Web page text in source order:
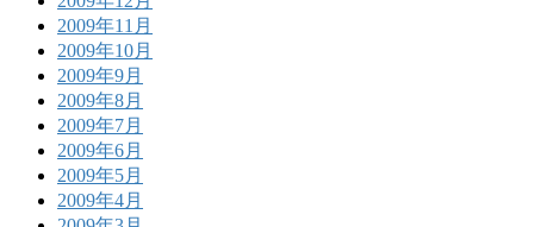
2009年11月
2009年10月
2009年9月
2009年8月
2009年7月
2009年6月
2009年5月
2009年4月